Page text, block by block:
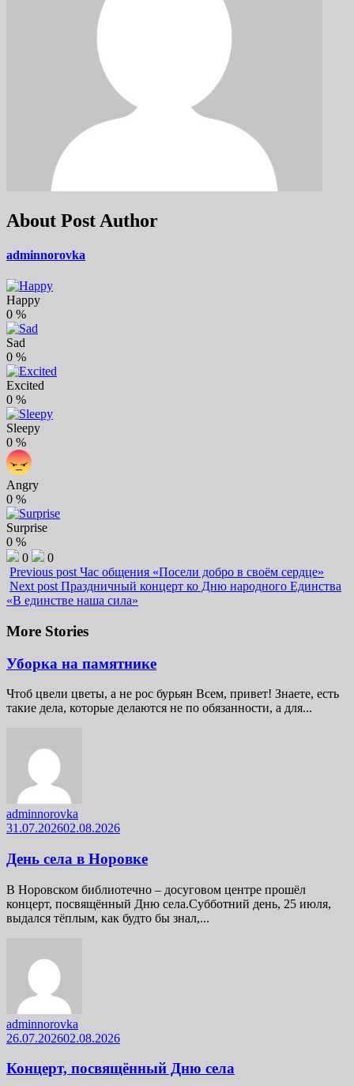
About Post Author
adminnorovka
Happy
0 %
Sad
0 %
Excited
0 %
Sleepy
0 %
Angry
0 %
Surprise
0 %
0
0
Previous post Час общения «Посели добро в своём сердце»
Next post Праздничный концерт ко Дню народного Единства
«В единстве наша сила»
More Stories
Уборка на памятнике
Чтоб цвели цветы, а не рос бурьян Всем, привет! Знаете, есть
такие дела, которые делаются не по обязанности, а для...
adminnorovka
31.07.202602.08.2026
День села в Норовке
В Норовском библиотечно – досуговом центре прошёл
концерт, посвящённый Дню села.Субботний день, 25 июля,
выдался тёплым, как будто бы знал,...
adminnorovka
26.07.202602.08.2026
Концерт, посвящённый Дню села